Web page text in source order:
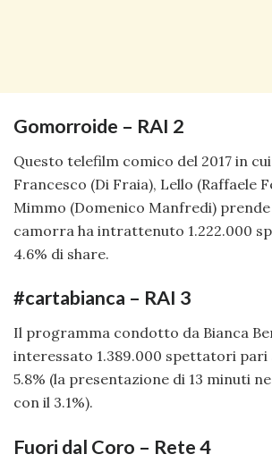
Gomorroide – RAI 2
Questo telefilm comico del 2017 in
Francesco (Di Fraia), Lello (Raffaele
Mimmo (Domenico Manfredi)
camorra ha intrattenuto 1.222.000
4.6% di share.
#cartabianca – RAI 3
Il programma condotto da Bianca
interessato 1.389.000 spettatori pari
5.8% (la presentazione di 13 minuti
con il 3.1%).
Fuori dal Coro – Rete 4